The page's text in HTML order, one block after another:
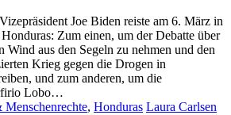
Joe Biden reiste am 6. März in
Zum einen, um der Debatte über
Wind aus den Segeln zu nehmen und den
Krieg gegen die Drogen in
und zum anderen, um die
Lobo…
, Honduras Laura Carlsen